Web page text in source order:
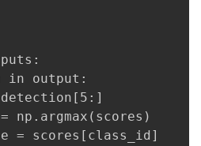
in output:
np.argmax(scores)
= scores[class_id]